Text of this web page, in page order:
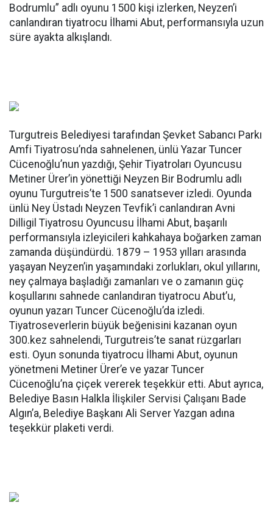
Bodrumlu” adlı oyunu 1500 kişi izlerken, Neyzen’i
canlandıran tiyatrocu İlhami Abut, performansıyla uzun
süre ayakta alkışlandı.
Turgutreis Belediyesi tarafından Şevket Sabancı Parkı
Amfi Tiyatrosu’nda sahnelenen, ünlü Yazar Tuncer
Cücenoğlu’nun yazdığı, Şehir Tiyatroları Oyuncusu
Metiner Ürer’in yönettiği Neyzen Bir Bodrumlu adlı
oyunu Turgutreis’te 1500 sanatsever izledi. Oyunda
ünlü Ney Üstadı Neyzen Tevfik’i canlandıran Avni
Dilligil Tiyatrosu Oyuncusu İlhami Abut, başarılı
performansıyla izleyicileri kahkahaya boğarken zaman
zamanda düşündürdü. 1879 – 1953 yılları arasında
yaşayan Neyzen’in yaşamındaki zorlukları, okul yıllarını,
ney çalmaya başladığı zamanları ve o zamanın güç
koşullarını sahnede canlandıran tiyatrocu Abut’u,
oyunun yazarı Tuncer Cücenoğlu’da izledi.
Tiyatroseverlerin büyük beğenisini kazanan oyun
300.kez sahnelendi, Turgutreis’te sanat rüzgarları
esti. Oyun sonunda tiyatrocu İlhami Abut, oyunun
yönetmeni Metiner Ürer’e ve yazar Tuncer
Cücenoğlu’na çiçek vererek teşekkür etti. Abut ayrıca,
Belediye Basın Halkla İlişkiler Servisi Çalışanı Bade
Algın’a, Belediye Başkanı Ali Server Yazgan adına
teşekkür plaketi verdi.